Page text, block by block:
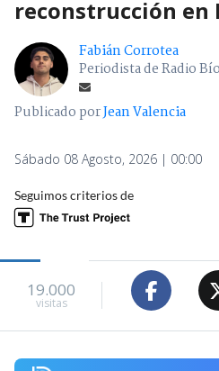
reconstrucción en
Fabián Corrotea
Periodista de Radio
Publicado porJean Valencia
Sábado 08 Agosto, 2026 | 00:00
Seguimos criterios de
19.000
visitas